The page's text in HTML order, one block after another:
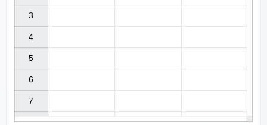
3
4
5
6
7